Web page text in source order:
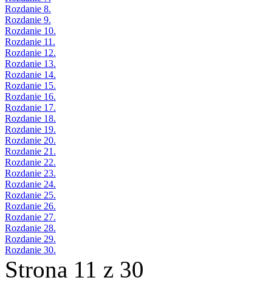
Rozdanie 8.
Rozdanie 9.
Rozdanie 10.
Rozdanie 11.
Rozdanie 12.
Rozdanie 13.
Rozdanie 14.
Rozdanie 15.
Rozdanie 16.
Rozdanie 17.
Rozdanie 18.
Rozdanie 19.
Rozdanie 20.
Rozdanie 21.
Rozdanie 22.
Rozdanie 23.
Rozdanie 24.
Rozdanie 25.
Rozdanie 26.
Rozdanie 27.
Rozdanie 28.
Rozdanie 29.
Rozdanie 30.
Strona 11 z 30